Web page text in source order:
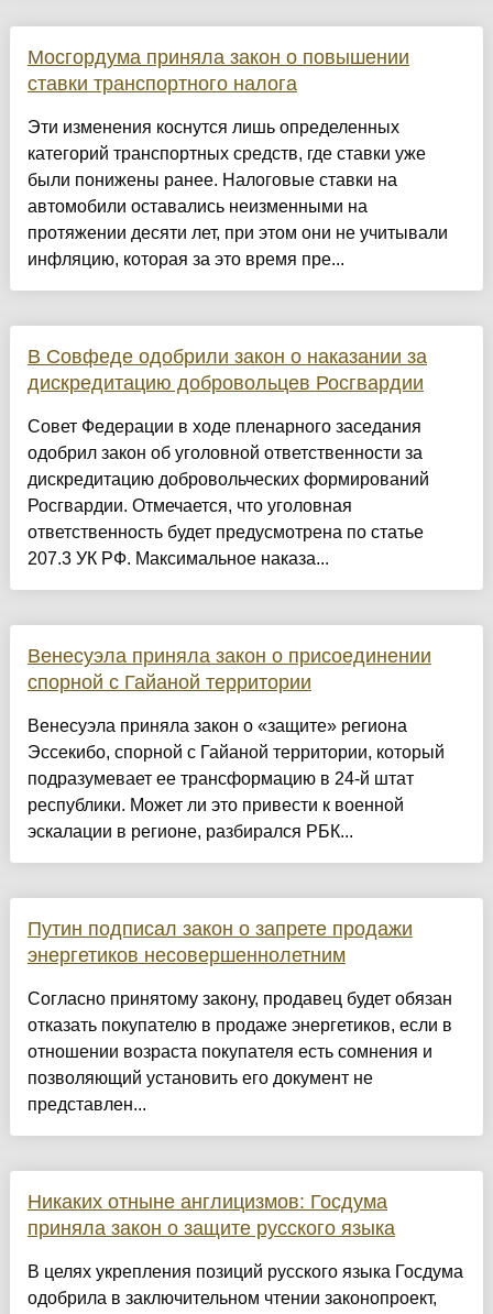
Мосгордума приняла закон о повышении
ставки транспортного налога
Эти изменения коснутся лишь определенных
категорий транспортных средств, где ставки уже
были понижены ранее. Налоговые ставки на
автомобили оставались неизменными на
протяжении десяти лет, при этом они не учитывали
инфляцию, которая за это время пре...
В Совфеде одобрили закон о наказании за
дискредитацию добровольцев Росгвардии
Совет Федерации в ходе пленарного заседания
одобрил закон об уголовной ответственности за
дискредитацию добровольческих формирований
Росгвардии. Отмечается, что уголовная
ответственность будет предусмотрена по статье
207.3 УК РФ. Максимальное наказа...
Венесуэла приняла закон о присоединении
спорной с Гайаной территории
Венесуэла приняла закон о «защите» региона
Эссекибо, спорной с Гайаной территории, который
подразумевает ее трансформацию в 24-й штат
республики. Может ли это привести к военной
эскалации в регионе, разбирался РБК...
Путин подписал закон о запрете продажи
энергетиков несовершеннолетним
Согласно принятому закону, продавец будет обязан
отказать покупателю в продаже энергетиков, если в
отношении возраста покупателя есть сомнения и
позволяющий установить его документ не
представлен...
Никаких отныне англицизмов: Госдума
приняла закон о защите русского языка
В целях укрепления позиций русского языка Госдума
одобрила в заключительном чтении законопроект,